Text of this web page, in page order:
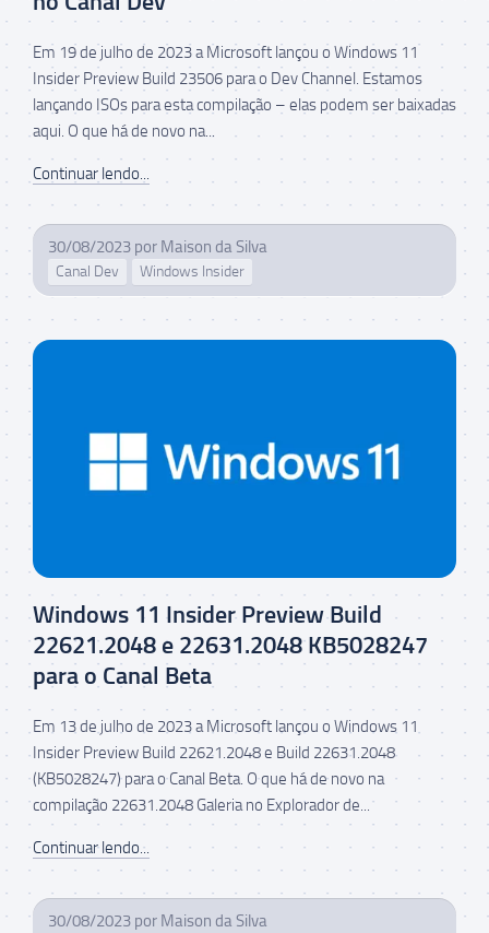
Em 19 de julho de 2023 a Microsoft lançou o Windows 11
Insider Preview Build 23506 para o Dev Channel. Estamos
lançando ISOs para esta compilação – elas podem ser baixadas
aqui. O que há de novo na...
Continuar lendo...
30/08/2023 por Maison da Silva
Canal Dev Windows Insider
Windows 11 Insider Preview Build
22621.2048 e 22631.2048 KB5028247
para o Canal Beta
Em 13 de julho de 2023 a Microsoft lançou o Windows 11
Insider Preview Build 22621.2048 e Build 22631.2048
(KB5028247) para o Canal Beta. O que há de novo na
compilação 22631.2048 Galeria no Explorador de...
Continuar lendo...
30/08/2023 por Maison da Silva